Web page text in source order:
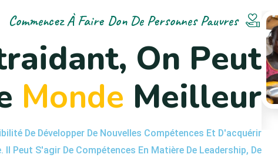
nous donnons
Commencez À Faire Don De Personnes Pauvres
raidant, On Peut
Monde Meilleur
De Développer De Nouvelles Compétences Et D'acquérir
Il Peut S'agir De Compétences En Matière De Leadership, De